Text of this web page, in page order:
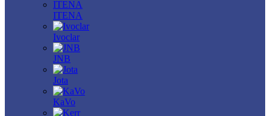
ITENA
Ivoclar
JNB
Jota
KaVo